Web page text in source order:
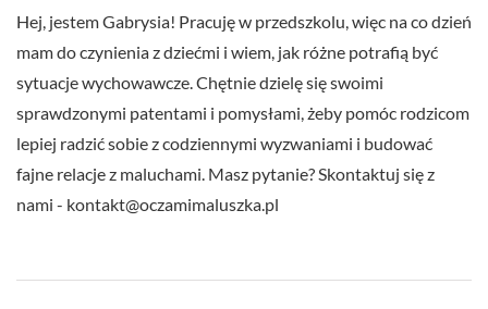
Hej, jestem Gabrysia! Pracuję w przedszkolu, więc na co dzień
mam do czynienia z dziećmi i wiem, jak różne potrafią być
sytuacje wychowawcze. Chętnie dzielę się swoimi
sprawdzonymi patentami i pomysłami, żeby pomóc rodzicom
lepiej radzić sobie z codziennymi wyzwaniami i budować
fajne relacje z maluchami. Masz pytanie? Skontaktuj się z
nami - kontakt@oczamimaluszka.pl